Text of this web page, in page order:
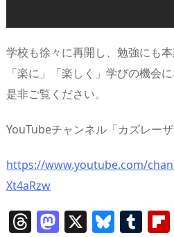
学校も徐々に再開し、勉強にも本
「楽に」「楽しく」学びの機会
是非ご覧ください。
YouTubeチャンネル「カズレーザ
https://www.youtube.com/
Xt4aRzw
T M X Bl T